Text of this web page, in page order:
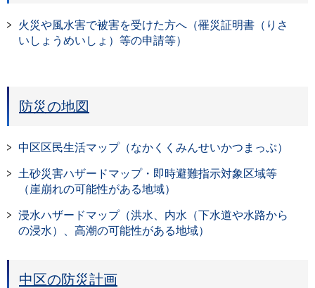
火災や風水害で被害を受けた方へ（罹災証明書（りさ
いしょうめいしょ）等の申請等）
防災の地図
中区区民生活マップ（なかくくみんせいかつまっぷ）
土砂災害ハザードマップ・即時避難指示対象区域等
（崖崩れの可能性がある地域）
浸水ハザードマップ（洪水、内水（下水道や水路から
の浸水）、高潮の可能性がある地域）
中区の防災計画